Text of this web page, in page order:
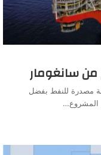
من سانغومار
مصدرة للنفط بفضل
المشروع…